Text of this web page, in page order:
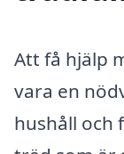
Att få hjälp
vara en
hushåll och